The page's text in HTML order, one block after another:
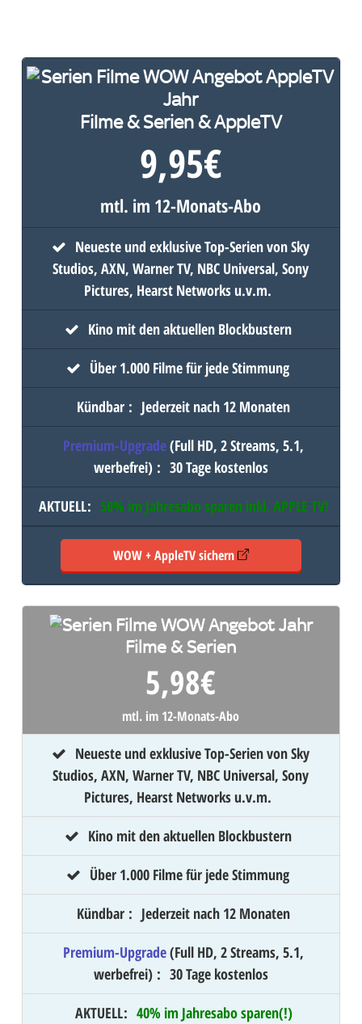
Filme & Serien & AppleTV
9,95€
mtl. im 12-Monats-Abo
Neueste und exklusive Top-Serien von Sky
Studios, AXN, Warner TV, NBC Universal, Sony
Pictures, Hearst Networks u.v.m.
Kino mit den aktuellen Blockbustern
Über 1.000 Filme für jede Stimmung
Kündbar : Jederzeit nach 12 Monaten
Premium-Upgrade(Full HD, 2 Streams, 5.1,
werbefrei) : 30 Tage kostenlos
AKTUELL: 50% im Jahresabo sparen inkl. APPLE TV!
WOW + AppleTV sichern
Filme & Serien
5,98€
mtl. im 12-Monats-Abo
Neueste und exklusive Top-Serien von Sky
Studios, AXN, Warner TV, NBC Universal, Sony
Pictures, Hearst Networks u.v.m.
Kino mit den aktuellen Blockbustern
Über 1.000 Filme für jede Stimmung
Kündbar : Jederzeit nach 12 Monaten
Premium-Upgrade(Full HD, 2 Streams, 5.1,
werbefrei) : 30 Tage kostenlos
AKTUELL: 40% im Jahresabo sparen(!)